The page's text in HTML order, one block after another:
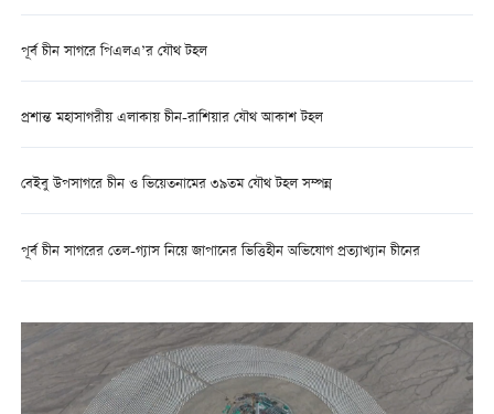
পূর্ব চীন সাগরে পিএলএ’র যৌথ টহল
প্রশান্ত মহাসাগরীয় এলাকায় চীন-রাশিয়ার যৌথ আকাশ টহল
বেইবু উপসাগরে চীন ও ভিয়েতনামের ৩৯তম যৌথ টহল সম্পন্ন
পূর্ব চীন সাগরের তেল-গ্যাস নিয়ে জাপানের ভিত্তিহীন অভিযোগ প্রত্যাখ্যান চীনের